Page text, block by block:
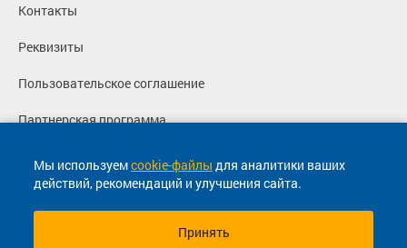
Мы используемcookie-файлы для аналитики ваших
действий, рекомендаций и улучшения сайта.
Принять
Контакты
Реквизиты
Пользовательское соглашение
Партнерская программа
Политика конфиденциальности
Согласие на маркетинговые сообщения